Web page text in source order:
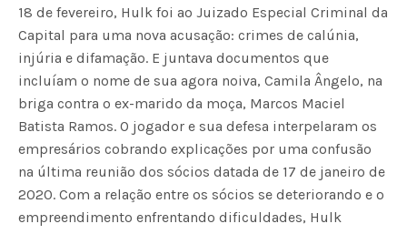
18 de fevereiro, Hulk foi ao Juizado Especial Criminal da
Capital para uma nova acusação: crimes de calúnia,
injúria e difamação. E juntava documentos que
incluíam o nome de sua agora noiva, Camila Ângelo, na
briga contra o ex-marido da moça, Marcos Maciel
Batista Ramos. O jogador e sua defesa interpelaram os
empresários cobrando explicações por uma confusão
na última reunião dos sócios datada de 17 de janeiro de
2020. Com a relação entre os sócios se deteriorando e o
empreendimento enfrentando dificuldades, Hulk